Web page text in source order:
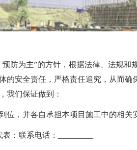
为主”的方针，根据法律、法规和
的安全责任，严格责任追究，从而
我们保证做到：
，并各自承担本项目施工中的相关
联系电话：_________